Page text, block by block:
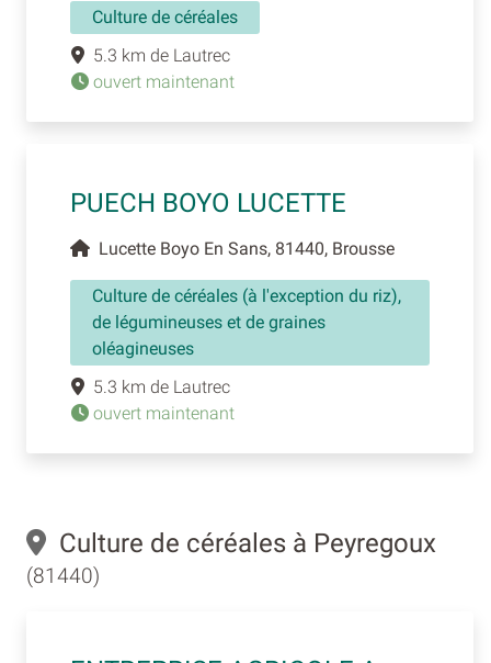
Culture de céréales
5.3 km de Lautrec
ouvert maintenant
PUECH BOYO LUCETTE
Lucette Boyo En Sans, 81440, Brousse
Culture de céréales (à l'exception du riz),
de légumineuses et de graines
oléagineuses
5.3 km de Lautrec
ouvert maintenant
Culture de céréales à Peyregoux
(81440)